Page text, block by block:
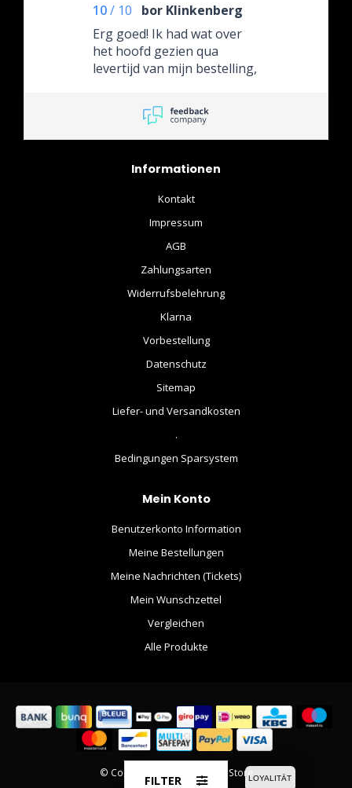
10/ 10
bor Klinkenberg
Erg goed! Ik had wat over
het hoofd gezien qua
levertijd van mijn bestelling,
behulpzaam mailtje wat
alles duidelijk maakte.
Informationen
Kontakt
Impressum
AGB
Zahlungsarten
Widerrufsbelehrung
Klarna
Vorbestellung
Datenschutz
Sitemap
Liefer- und Versandkosten
.
Bedingungen Sparsystem
Mein Konto
Benutzerkonto Information
Meine Bestellungen
Meine Nachrichten (Tickets)
Mein Wunschzettel
Vergleichen
Alle Produkte
© Copyright 2026 The Movie Store
FILTER LOYALITÄT